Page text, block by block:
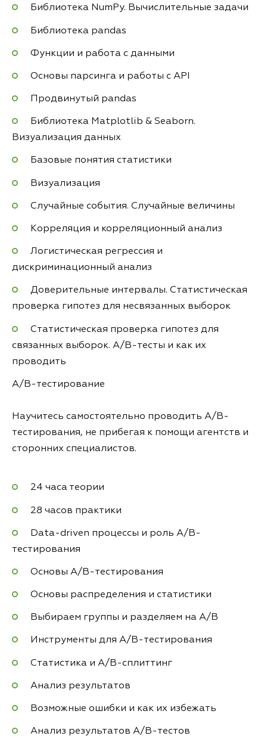
Библиотека NumPy. Вычислительные задачи
Библиотека pandas
Функции и работа с данными
Основы парсинга и работы с API
Продвинутый pandas
Библиотека Matplotlib & Seaborn.
Визуализация данных
Базовые понятия статистики
Визуализация
Случайные события. Случайные величины
Корреляция и корреляционный анализ
Логистическая регрессия и
дискриминационный анализ
Доверительные интервалы. Статистическая
проверка гипотез для несвязанных выборок
Статистическая проверка гипотез для
связанных выборок. A/B-тесты и как их
проводить
A/B-тестирование
Научитесь самостоятельно проводить A/B-
тестирования, не прибегая к помощи агентств и
сторонних специалистов.
24 часа теории
28 часов практики
Data-driven процессы и роль A/B-
тестирования
Основы A/B-тестирования
Основы распределения и статистики
Выбираем группы и разделяем на A/B
Инструменты для А/B-тестирования
Статистика и А/B-сплиттинг
Анализ результатов
Возможные ошибки и как их избежать
Анализ результатов А/B-тестов